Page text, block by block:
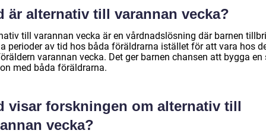
är alternativ till varannan vecka?
till varannan vecka är en vårdnadslösning där barnen
perioder av tid hos båda föräldrarna istället för att vara hos
varannan vecka. Det ger barnen chansen att bygga en
med båda föräldrarna.
visar forskningen om alternativ till
vecka?